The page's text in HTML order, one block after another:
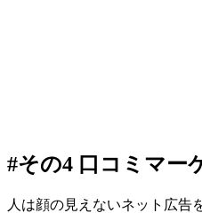
#その4 口コミマー
人は顔の見えないネット広告